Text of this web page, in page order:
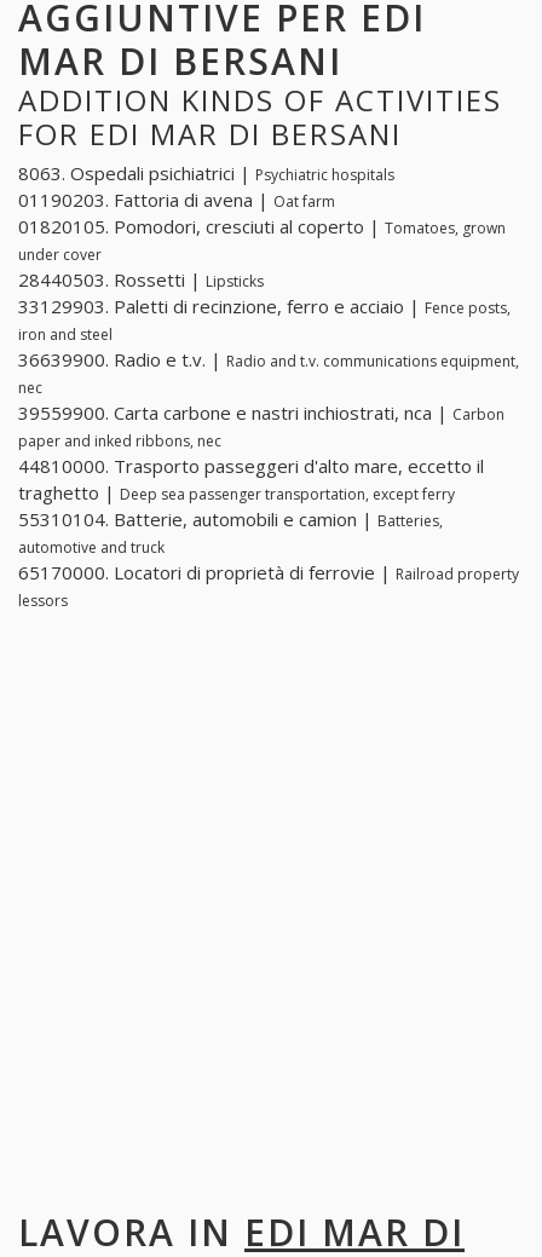
AGGIUNTIVE PER EDI
MAR DI BERSANI
ADDITION KINDS OF ACTIVITIES
FOR EDI MAR DI BERSANI
8063. Ospedali psichiatrici | Psychiatric hospitals
01190203. Fattoria di avena | Oat farm
01820105. Pomodori, cresciuti al coperto | Tomatoes, grown
under cover
28440503. Rossetti | Lipsticks
33129903. Paletti di recinzione, ferro e acciaio | Fence posts,
iron and steel
36639900. Radio e t.v. | Radio and t.v. communications equipment,
nec
39559900. Carta carbone e nastri inchiostrati, nca | Carbon
paper and inked ribbons, nec
44810000. Trasporto passeggeri d'alto mare, eccetto il
traghetto | Deep sea passenger transportation, except ferry
55310104. Batterie, automobili e camion | Batteries,
automotive and truck
65170000. Locatori di proprietà di ferrovie | Railroad property
lessors
LAVORA IN EDI MAR DI